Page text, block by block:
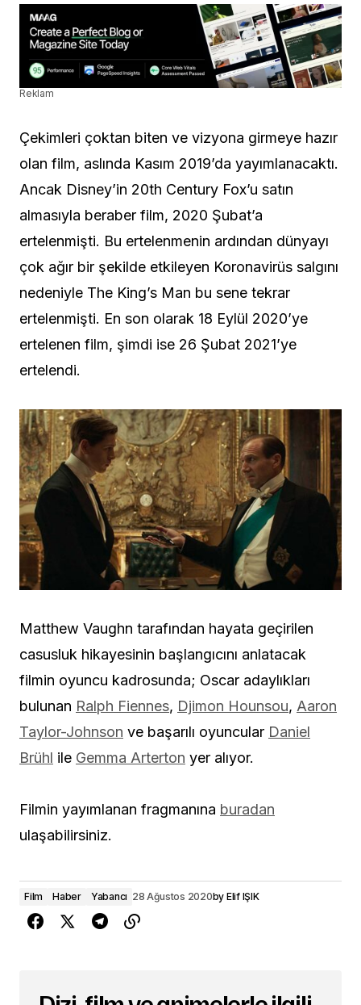
Reklam
Çekimleri çoktan biten ve vizyona girmeye hazır
olan film, aslında Kasım 2019’da yayımlanacaktı.
Ancak Disney’in 20th Century Fox’u satın
almasıyla beraber film, 2020 Şubat’a
ertelenmişti. Bu ertelenmenin ardından dünyayı
çok ağır bir şekilde etkileyen Koronavirüs salgını
nedeniyle The King’s Man bu sene tekrar
ertelenmişti. En son olarak 18 Eylül 2020’ye
ertelenen film, şimdi ise 26 Şubat 2021’ye
ertelendi.
Matthew Vaughn tarafından hayata geçirilen
casusluk hikayesinin başlangıcını anlatacak
filmin oyuncu kadrosunda; Oscar adaylıkları
bulunan Ralph Fiennes, Djimon Hounsou, Aaron
Taylor-Johnson ve başarılı oyuncular Daniel
Brühl ile Gemma Arterton yer alıyor.
Filmin yayımlanan fragmanına buradan
ulaşabilirsiniz.
Film Haber Yabancı 28 Ağustos 2020by Elif IŞIK